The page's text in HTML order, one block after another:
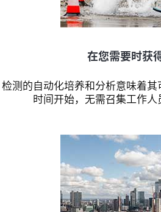
在您需要时获
检测的自动化培养和分析意味着
时间开始，无需召集工作人